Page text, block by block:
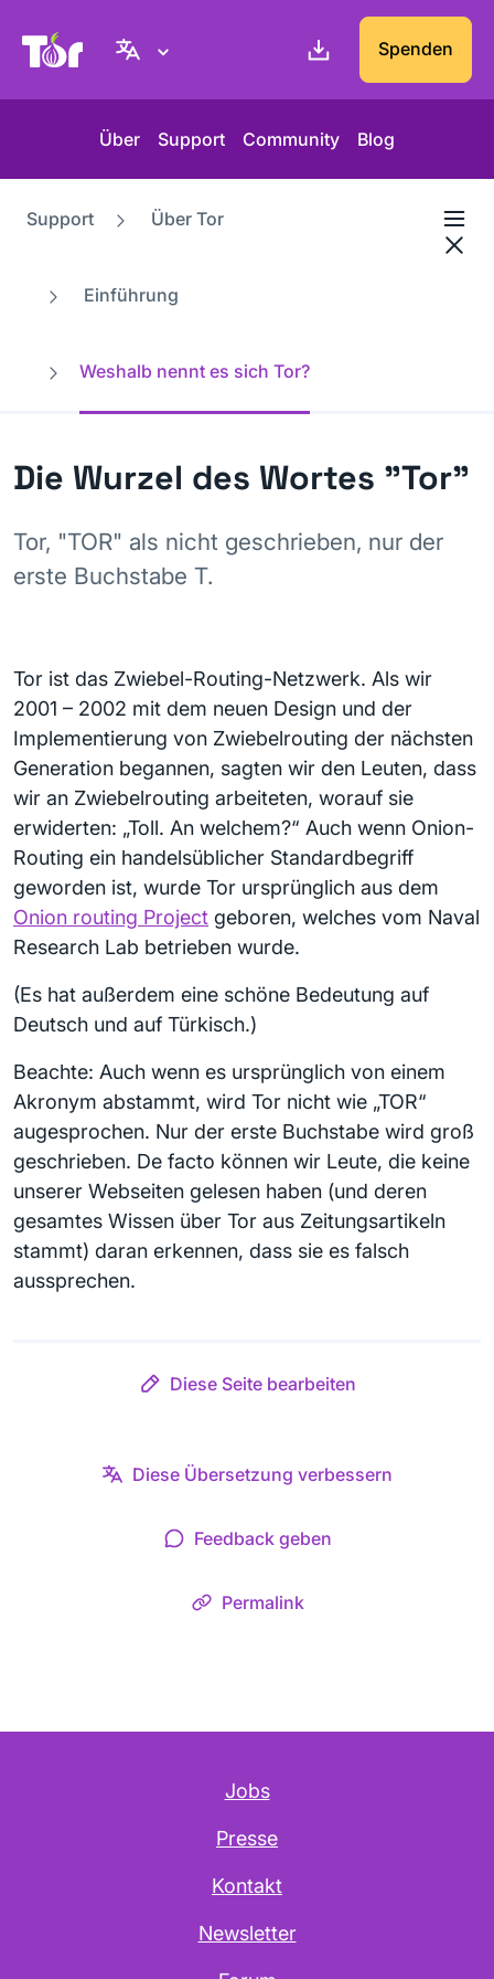
Tor-Projekt Webseite Spenden
Über Support Community Blog
Support Über Tor
Einführung
Weshalb nennt es sich Tor?
Die Wurzel des Wortes "Tor"
Tor, "TOR" als nicht geschrieben, nur der
erste Buchstabe T.
Tor ist das Zwiebel-Routing-Netzwerk. Als wir
2001 – 2002 mit dem neuen Design und der
Implementierung von Zwiebelrouting der nächsten
Generation begannen, sagten wir den Leuten, dass
wir an Zwiebelrouting arbeiteten, worauf sie
erwiderten: „Toll. An welchem?“ Auch wenn Onion-
Routing ein handelsüblicher Standardbegriff
geworden ist, wurde Tor ursprünglich aus dem
Onion routing Project geboren, welches vom Naval
Research Lab betrieben wurde.
(Es hat außerdem eine schöne Bedeutung auf
Deutsch und auf Türkisch.)
Beachte: Auch wenn es ursprünglich von einem
Akronym abstammt, wird Tor nicht wie „TOR“
augesprochen. Nur der erste Buchstabe wird groß
geschrieben. De facto können wir Leute, die keine
unserer Webseiten gelesen haben (und deren
gesamtes Wissen über Tor aus Zeitungsartikeln
stammt) daran erkennen, dass sie es falsch
aussprechen.
Diese Seite bearbeiten
Diese Übersetzung verbessern
Feedback geben
Permalink
Jobs
Presse
Kontakt
Newsletter